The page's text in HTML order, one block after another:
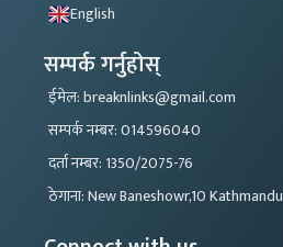
English
सम्पर्क गर्नुहोस्
ईमेल: breaknlinks@gmail.com
सम्पर्क नम्बर: 014596040
दर्ता नम्बर: 1350/2075-76
ठेगाना: New Baneshowr,10 Kathmandu